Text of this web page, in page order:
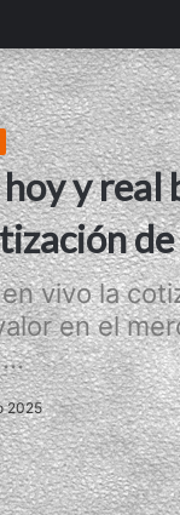
y real
vivo la
en el
2025